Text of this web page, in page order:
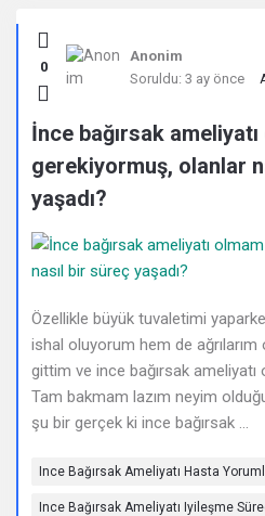
Kullanıcı
Yorumları
ve
Deneyimleri
En
sonuncu
Sorular
0
Anonim
Soruldu: 3 ay önce
İnce bağırsak
gerekiyormuş, olanlar
yaşadı?
Özellikle büyük tuvaletimi
ishal oluyorum hem de
gittim ve ince bağırsak
Tam bakmam lazım neyim
şu bir gerçek ki ince bağırsak ...
Ince Bağırsak Ameliyatı Hasta
Ince Bağırsak Ameliyatı Iyileşme